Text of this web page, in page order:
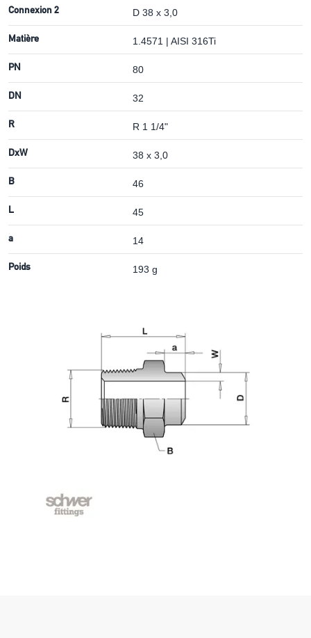
Connexion 2 D 38 x 3,0
Matière 1.4571 | AISI 316Ti
PN 80
DN 32
R R 1 1/4"
DxW 38 x 3,0
B 46
L 45
a 14
Poids 193 g